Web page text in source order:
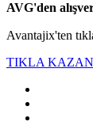
AVG'den
Avantajix'ten
TIKLA KAZAN